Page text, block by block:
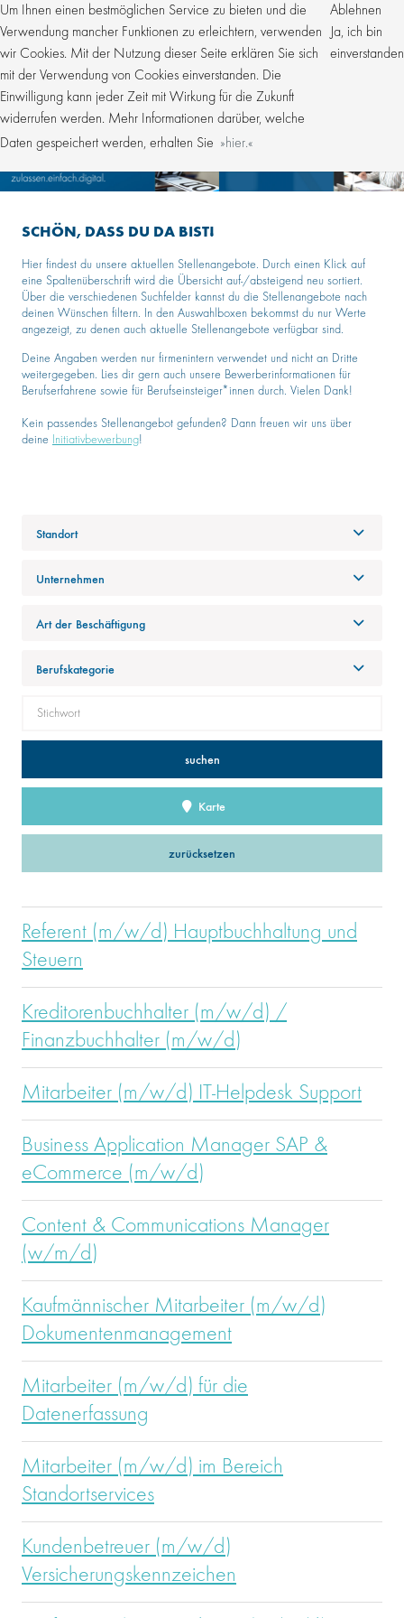
Um Ihnen einen bestmöglichen Service zu bieten und die
Verwendung mancher Funktionen zu erleichtern, verwenden
wir Cookies. Mit der Nutzung dieser Seite erklären Sie sich
mit der Verwendung von Cookies einverstanden. Die
Einwilligung kann jeder Zeit mit Wirkung für die Zukunft
widerrufen werden. Mehr Informationen darüber, welche
Daten gespeichert werden, erhalten Sie
hier.
Ablehnen
Ja, ich bin
einverstanden
SCHÖN, DASS DU DA BIST!
Hier findest du unsere aktuellen Stellenangebote. Durch einen Klick auf
eine Spaltenüberschrift wird die Übersicht auf-/absteigend neu sortiert.
Über die verschiedenen Suchfelder kannst du die Stellenangebote nach
deinen Wünschen filtern. In den Auswahlboxen bekommst du nur Werte
angezeigt, zu denen auch aktuelle Stellenangebote verfügbar sind.
Deine Angaben werden nur firmenintern verwendet und nicht an Dritte
weitergegeben. Lies dir gern auch unsere Bewerberinformationen für
Berufserfahrene sowie für Berufseinsteiger*innen durch. Vielen Dank!
Kein passendes Stellenangebot gefunden? Dann freuen wir uns über
deine
Initiativbewerbung!
Standort
Unternehmen
Art der Beschäftigung
Berufskategorie
zurücksetzen
Karte
suchen
Referent (m/w/d) Hauptbuchhaltung und
Steuern
Kreditorenbuchhalter (m/w/d) /
Finanzbuchhalter (m/w/d)
Mitarbeiter (m/w/d) IT-Helpdesk Support
Business Application Manager SAP &
eCommerce (m/w/d)
Content & Communications Manager
(w/m/d)
Kaufmännischer Mitarbeiter (m/w/d)
Dokumentenmanagement
Mitarbeiter (m/w/d) für die
Datenerfassung
Mitarbeiter (m/w/d) im Bereich
Standortservices
Kundenbetreuer (m/w/d)
Versicherungskennzeichen